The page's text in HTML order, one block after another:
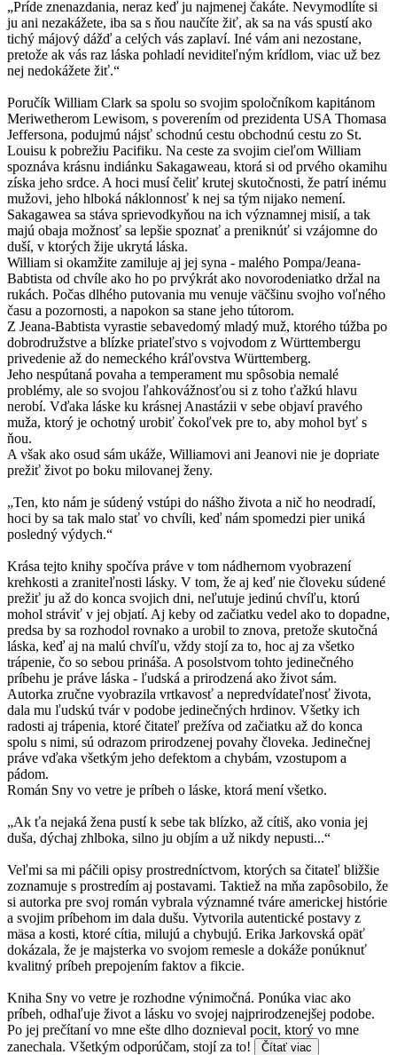
„Príde znenazdania, neraz keď ju najmenej čakáte. Nevymodlíte si
ju ani nezakážete, iba sa s ňou naučíte žiť, ak sa na vás spustí ako
tichý májový dážď a celých vás zaplaví. Iné vám ani nezostane,
pretože ak vás raz láska pohladí neviditeľným krídlom, viac už bez
nej nedokážete žiť.“
Poručík William Clark sa spolu so svojim spoločníkom kapitánom
Meriwetherom Lewisom, s poverením od prezidenta USA Thomasa
Jeffersona, podujmú nájsť schodnú cestu obchodnú cestu zo St.
Louisu k pobrežiu Pacifiku. Na ceste za svojim cieľom William
spoznáva krásnu indiánku Sakagaweau, ktorá si od prvého okamihu
získa jeho srdce. A hoci musí čeliť krutej skutočnosti, že patrí inému
mužovi, jeho hlboká náklonnosť k nej sa tým nijako nemení.
Sakagawea sa stáva sprievodkyňou na ich významnej misií, a tak
majú obaja možnosť sa lepšie spoznať a preniknúť si vzájomne do
duší, v ktorých žije ukrytá láska.
William si okamžite zamiluje aj jej syna - malého Pompa/Jeana-
Babtista od chvíle ako ho po prvýkrát ako novorodeniatko držal na
rukách. Počas dlhého putovania mu venuje väčšinu svojho voľného
času a pozornosti, a napokon sa stane jeho tútorom.
Z Jeana-Babtista vyrastie sebavedomý mladý muž, ktorého túžba po
dobrodružstve a blízke priateľstvo s vojvodom z Württembergu
privedenie až do nemeckého kráľovstva Württemberg.
Jeho nespútaná povaha a temperament mu spôsobia nemalé
problémy, ale so svojou ľahkovážnosťou si z toho ťažkú hlavu
nerobí. Vďaka láske ku krásnej Anastázii v sebe objaví pravého
muža, ktorý je ochotný urobiť čokoľvek pre to, aby mohol byť s
ňou.
A však ako osud sám ukáže, Williamovi ani Jeanovi nie je dopriate
prežiť život po boku milovanej ženy.
„Ten, kto nám je súdený vstúpi do nášho života a nič ho neodradí,
hoci by sa tak malo stať vo chvíli, keď nám spomedzi pier uniká
posledný výdych.“
Krása tejto knihy spočíva práve v tom nádhernom vyobrazení
krehkosti a zraniteľnosti lásky. V tom, že aj keď nie človeku súdené
prežiť ju až do konca svojich dni, neľutuje jedinú chvíľu, ktorú
mohol stráviť v jej objatí. Aj keby od začiatku vedel ako to dopadne,
predsa by sa rozhodol rovnako a urobil to znova, pretože skutočná
láska, keď aj na malú chvíľu, vždy stojí za to, hoc aj za všetko
trápenie, čo so sebou prináša. A posolstvom tohto jedinečného
príbehu je práve láska - ľudská a prirodzená ako život sám.
Autorka zručne vyobrazila vrtkavosť a nepredvídateľnosť života,
dala mu ľudskú tvár v podobe jedinečných hrdinov. Všetky ich
radosti aj trápenia, ktoré čitateľ prežíva od začiatku až do konca
spolu s nimi, sú odrazom prirodzenej povahy človeka. Jedinečnej
práve vďaka všetkým jeho defektom a chybám, vzostupom a
pádom.
Román Sny vo vetre je príbeh o láske, ktorá mení všetko.
„Ak ťa nejaká žena pustí k sebe tak blízko, až cítiš, ako vonia jej
duša, dýchaj zhlboka, silno ju objím a už nikdy nepusti...“
Veľmi sa mi páčili opisy prostredníctvom, ktorých sa čitateľ bližšie
zoznamuje s prostredím aj postavami. Taktiež na mňa zapôsobilo, že
si autorka pre svoj román vybrala významné tváre americkej histórie
a svojim príbehom im dala dušu. Vytvorila autentické postavy z
mäsa a kosti, ktoré cítia, milujú a chybujú. Erika Jarkovská opäť
dokázala, že je majsterka vo svojom remesle a dokáže ponúknuť
kvalitný príbeh prepojením faktov a fikcie.
Kniha Sny vo vetre je rozhodne výnimočná. Ponúka viac ako
príbeh, odhaľuje život a lásku vo svojej najprirodzenejšej podobe.
Po jej prečítaní vo mne ešte dlho doznieval pocit, ktorý vo mne
zanechala. Všetkým odporúčam, stojí za to!
Čítať viac